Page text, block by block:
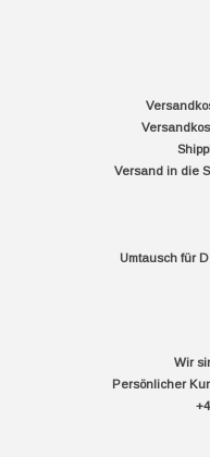
Versand in die
Umtausch für
Wir
Persönlicher